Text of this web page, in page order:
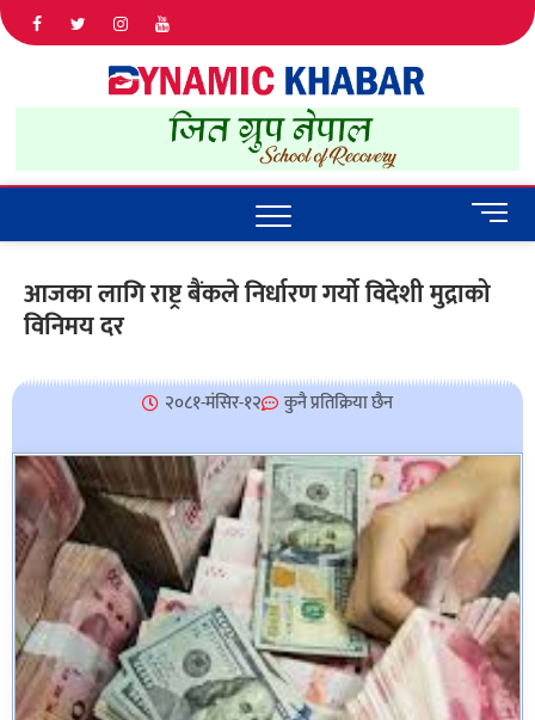
IN NEPAL
M
e
u
n
आजका लागि राष्ट्र बैंकले निर्धारण गर्यो विदेशी मुद्राको
विनिमय दर
२०८१-मंसिर-१२ कुनै प्रतिक्रिया छैन